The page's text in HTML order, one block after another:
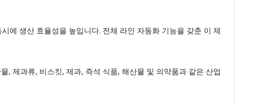
에 생산 효율성을 높입니다. 전체 라인 자동화 기능을 갖춘 이 제
, 제과류, 비스킷, 제과, 즉석 식품, 해산물 및 의약품과 같은 산업